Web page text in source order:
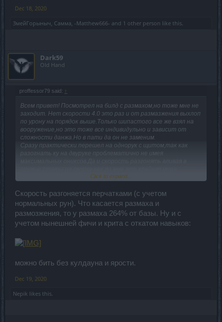
Dec 18, 2020
ЗмейГорыныч Самма -Matthew666- and 1 other person like this.
Dark59
Old Hand
proffessor79 said: ↑
Всем привет! Посмотрел на билд с размахом,но тоже мне не
заходит. Нет скорости 4.0 это раз и от размазжения выхлоп
по урону на порядок выше.Только шипастого все же взял на
вооружение,но это тоже все индивидульно и зависит от
сложности данжа.Но в пати да он не заменим.
Сразу практически перешел на однорук с щитом,так как
разогнать ку на двуруке проблематично не имея
Во всем шмоте практически делал упор на ку,но постепенно
опять обделили.
Если сравнивать базовый урон вара и мага допустим в
кучках,то у нас получается ямка )))
Пока что бегаю вот так...Урон разгоняется 190к
Click to expand...
Скорость разгоняется перчатками (с учетом
нормальных рун). Что касается размаха и
размозжения, то у размаха 264% от базы. Ну и с
учетом нынешней фичи и крита с откатом навыков:
можно бить без кулдауна и ярости.
Dec 19, 2020
Nepik likes this.